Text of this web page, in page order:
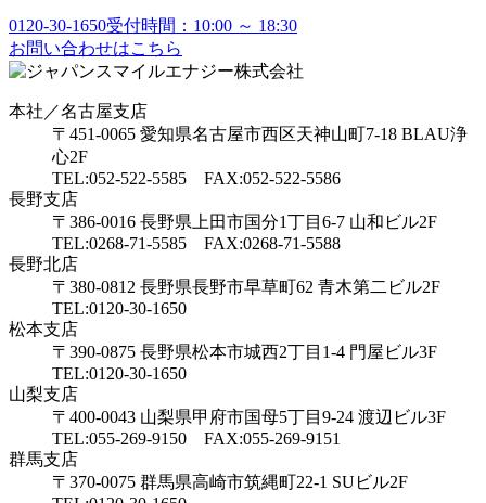
0120-30-1650受付時間：10:00 ～ 18:30
お問い合わせはこちら
本社／名古屋支店
〒451-0065 愛知県名古屋市西区天神山町7-18 BLAU浄
心2F
TEL:052-522-5585 FAX:052-522-5586
長野支店
〒386-0016 長野県上田市国分1丁目6-7 山和ビル2F
TEL:0268-71-5585 FAX:0268-71-5588
長野北店
〒380-0812 長野県長野市早草町62 青木第二ビル2F
TEL:0120-30-1650
松本支店
〒390-0875 長野県松本市城西2丁目1-4 門屋ビル3F
TEL:0120-30-1650
山梨支店
〒400-0043 山梨県甲府市国母5丁目9-24 渡辺ビル3F
TEL:055-269-9150 FAX:055-269-9151
群馬支店
〒370-0075 群馬県高崎市筑縄町22-1 SUビル2F